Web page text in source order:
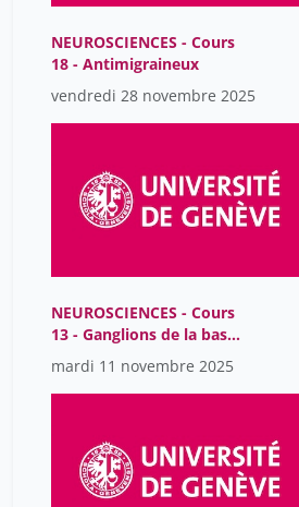
NEUROSCIENCES - Cours
18 - Antimigraineux
vendredi 28 novembre 2025
NEUROSCIENCES - Cours
13 - Ganglions de la base-
physiologie
mardi 11 novembre 2025